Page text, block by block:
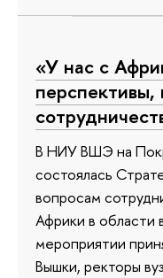
«У нас с
перспективы,
В НИУ ВШЭ на
состоялась
вопросам
Африки в области
мероприятии
Вышки, ректоры